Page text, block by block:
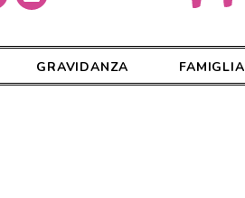
GRAVIDANZA FAMIGLIA